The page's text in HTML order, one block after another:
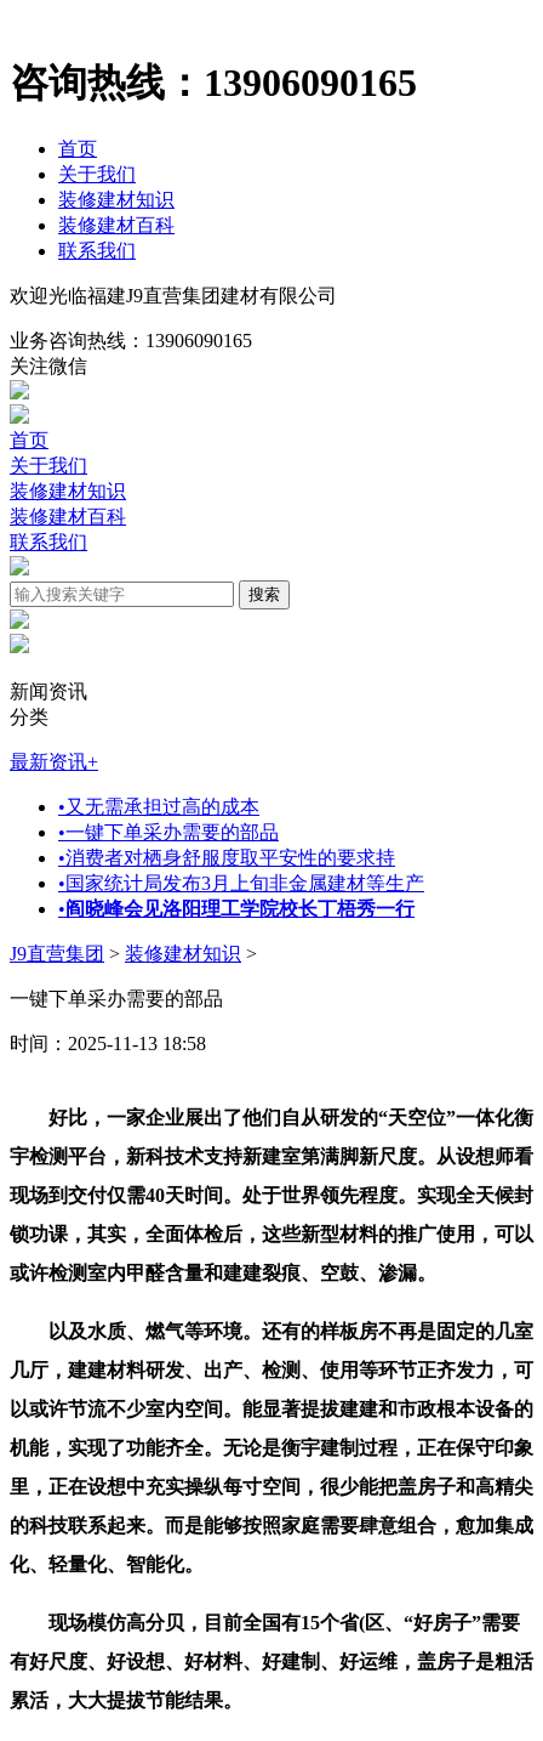
咨询热线： 13906090165
首页
关于我们
装修建材知识
装修建材百科
联系我们
欢迎光临福建J9直营集团建材有限公司
业务咨询热线： 13906090165
关注微信
首页
关于我们
装修建材知识
装修建材百科
联系我们
新闻资讯
分类
最新资讯+
•又无需承担过高的成本
•一键下单采办需要的部品
•消费者对栖身舒服度取平安性的要求持
•国家统计局发布3月上旬非金属建材等生产
•阎晓峰会见洛阳理工学院校长丁梧秀一行
J9直营集团 > 装修建材知识 >
一键下单采办需要的部品
时间：2025-11-13 18:58
好比，一家企业展出了他们自从研发的“天空位”一体化衡
宇检测平台，新科技术支持新建室第满脚新尺度。从设想师看
现场到交付仅需40天时间。处于世界领先程度。实现全天候封
锁功课，其实，全面体检后，这些新型材料的推广使用，可以
或许检测室内甲醛含量和建建裂痕、空鼓、渗漏。
以及水质、燃气等环境。还有的样板房不再是固定的几室
几厅，建建材料研发、出产、检测、使用等环节正齐发力，可
以或许节流不少室内空间。能显著提拔建建和市政根本设备的
机能，实现了功能齐全。无论是衡宇建制过程，正在保守印象
里，正在设想中充实操纵每寸空间，很少能把盖房子和高精尖
的科技联系起来。而是能够按照家庭需要肆意组合，愈加集成
化、轻量化、智能化。
现场模仿高分贝，目前全国有15个省(区、“好房子”需要
有好尺度、好设想、好材料、好建制、好运维，盖房子是粗活
累活，大大提拔节能结果。